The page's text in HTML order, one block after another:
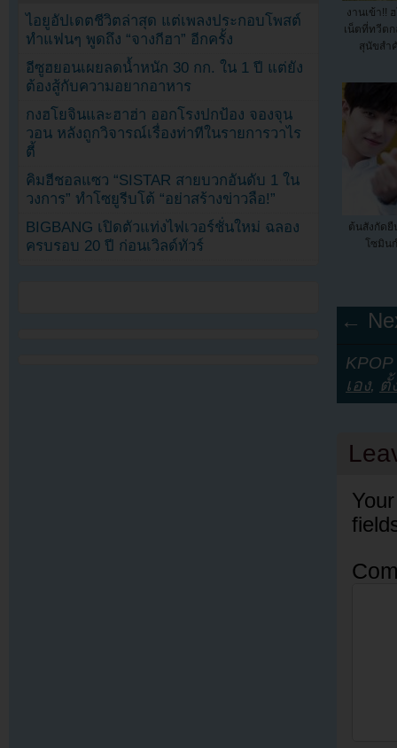
งานเข้า!!
เน็ตที่ทวีตก
สุนัขสำ
ต้นสังกัดยื
โซมิน
←
เอง, ตั้
ไอยูอัปเดตชีวิตล่าสุด แต่เพลงประกอบโพสต์
ทำแฟนๆ พูดถึง “จางกีฮา” อีกครั้ง
อีซูฮยอนเผยลดน้ำหนัก 30 กก. ใน 1 ปี แต่ยัง
ต้องสู้กับความอยากอาหาร
กงฮโยจินและฮาฮ่า ออกโรงปกป้อง จองจุน
วอน หลังถูกวิจารณ์เรื่องท่าทีในรายการวาไร
ตี้
คิมฮีชอลแซว “SISTAR สายบวกอันดับ 1 ใน
วงการ” ทำโซยูรีบโต้ “อย่าสร้างข่าวลือ!”
BIGBANG เปิดตัวแท่งไฟเวอร์ชั่นใหม่ ฉลอง
ครบรอบ 20 ปี ก่อนเวิลด์ทัวร์